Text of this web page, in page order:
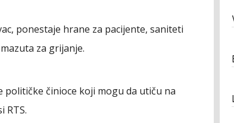
ponestaje hrane za pacijente, saniteti
za grijanje.
političke činioce koji mogu da utiču na
RTS.